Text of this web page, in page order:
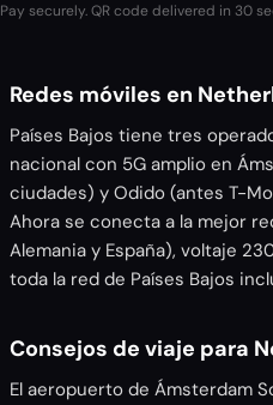
Pay securely. QR code delivered in 30
Redes móviles en
Países Bajos tiene tres
nacional con 5G amplio en
ciudades) y Odido (antes T-
Ahora se conecta a la mejor
Alemania y España), voltaje
toda la red de Países Bajos
Consejos de viaje para
El aeropuerto de Ámsterdam